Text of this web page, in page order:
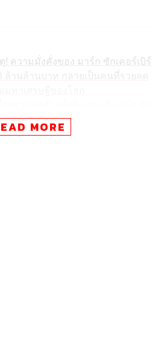
! ความมั่งคั่งของ มาร์ก ซักเคอร์เบิร์
ล้านล้านบาท กลายเป็นคนที่รวยลด
ตุที่ทำให้ Facebook หลงทาง
‘มาร์ก’ ยืนยันเดินหน้าปั้น Met
MORE